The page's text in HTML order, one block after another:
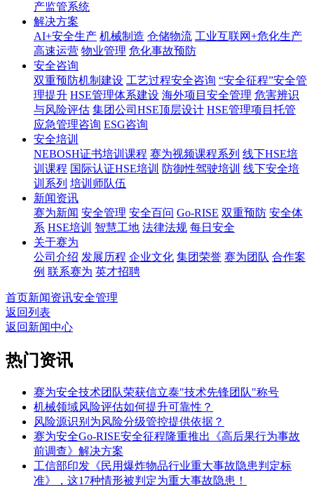
产监管系统
解决方案
AI+安全生产 机械制造 仓储物流 工业互联网+危化生产
高速运营 物业管理 危化事故预防
安全咨询
双重预防机制建设 工艺过程安全咨询 “安全征程”安全管
理提升 HSE管理体系建设 海外项目安全管理 危害辨识
与风险评估 集团公司HSE顶层设计 HSE管理项目托管
应急管理咨询 ESG咨询
安全培训
NEBOSH证书培训课程 赛为视频课程系列 线下HSE培
训课程 国际认证HSE培训 防御性驾驶培训 线下安全培
训系列 培训师队伍
新闻资讯
赛为新闻 安全管理 安全百问 Go-RISE 双重预防 安全体
系 HSE培训 智慧工地 法律法规 每日安全
关于赛为
公司介绍 发展历程 企业文化 集团荣誉 赛为团队 合作案
例 联系赛为 英才招聘
首页新闻资讯安全管理
返回列表
返回新闻中心
热门资讯
赛为安全技术团队荣获信立泰"技术先锋团队"称号
机械领域风险评估如何提升可靠性？
风险源识别为风险分级管控提供依据？
赛为安全Go-RISE安全征程隆重推出《高后果行为事故
前调查》解决方案
工信部印发《民用爆炸物品行业重大事故隐患判定标
准》，这17种情形被判定为重大事故隐患！